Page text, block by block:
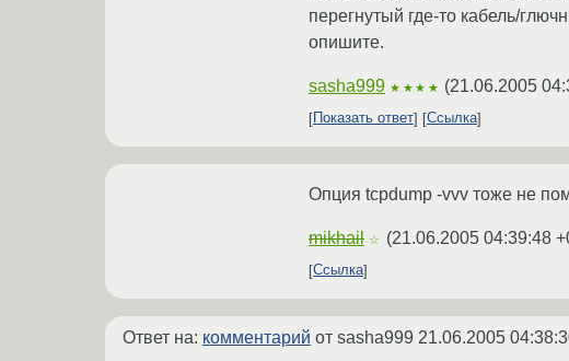
перегнутый где-то кабель/
опишите.
sasha999 ★★★★ (21.06.2005
Показать ответ Ссылка
Опция tcpdump -vvv тоже не
mikhail ☆ (21.06.2005 04:39:48
Ссылка
Ответ на: комментарий от sasha999 21.06.2005